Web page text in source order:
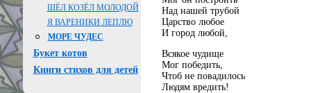
ШЁЛ КОЗЁЛ МОЛОДОЙ
Я ВАРЕНИКИ ЛЕПЛЮ
МОРЕ ЧУДЕС
Букет котов
Книги стихов для детей
Над нашей трубой
Царство любое
И город любой,
Всякое чудище
Мог победить,
Чтоб не повадилось
Людям вредить!